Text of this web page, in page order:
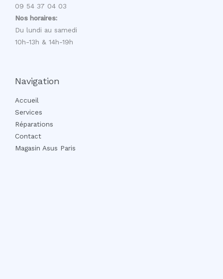
09 54 37 04 03
Nos horaires:
Du lundi au samedi
10h-13h & 14h-19h
Navigation
Accueil
Services
Réparations
Contact
Magasin Asus Paris